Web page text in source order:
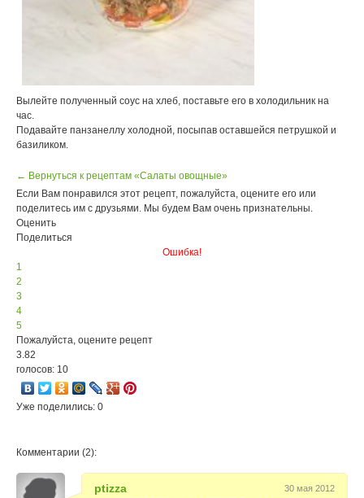
Вылейте полученный соус на хлеб, поставьте его в холодильник на
час.
Подавайте панзанеллу холодной, посыпав оставшейся петрушкой и
базиликом.
← Вернуться к рецептам «Салаты овощные»
Если Вам понравился этот рецепт, пожалуйста, оцените его или
поделитесь им с друзьями. Мы будем Вам очень признательны.
Оценить
Поделиться
Ошибка!
1
2
3
4
5
Пожалуйста, оцените рецепт
3.82
голосов: 10
Уже поделились: 0
Комментарии (2):
ptizza 30 мая 2012